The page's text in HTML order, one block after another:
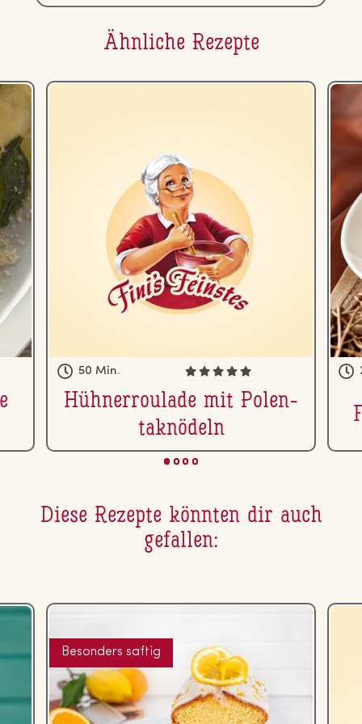
Ähnliche Rezepte
50 Min.
Hüh­ner­rou­la­de mit Po­len­
ta­knö­deln
Diese Rezepte könnten dir auch
gefallen:
Besonders saftig